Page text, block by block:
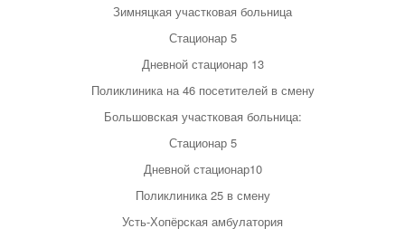
Зимняцкая участковая больница
Стационар 5
Дневной стационар 13
Поликлиника на 46 посетителей в смену
Большовская участковая больница:
Стационар 5
Дневной стационар10
Поликлиника 25 в смену
Усть-Хопёрская амбулатория